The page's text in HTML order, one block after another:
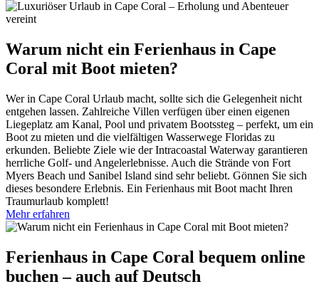
Warum nicht ein Ferienhaus in Cape
Coral mit Boot mieten?
Wer in Cape Coral Urlaub macht, sollte sich die Gelegenheit nicht
entgehen lassen. Zahlreiche Villen verfügen über einen eigenen
Liegeplatz am Kanal, Pool und privatem Bootssteg – perfekt, um ein
Boot zu mieten und die vielfältigen Wasserwege Floridas zu
erkunden. Beliebte Ziele wie der Intracoastal Waterway garantieren
herrliche Golf- und Angelerlebnisse. Auch die Strände von Fort
Myers Beach und Sanibel Island sind sehr beliebt. Gönnen Sie sich
dieses besondere Erlebnis. Ein Ferienhaus mit Boot macht Ihren
Traumurlaub komplett!
Mehr erfahren
Ferienhaus in Cape Coral bequem online
buchen – auch auf Deutsch